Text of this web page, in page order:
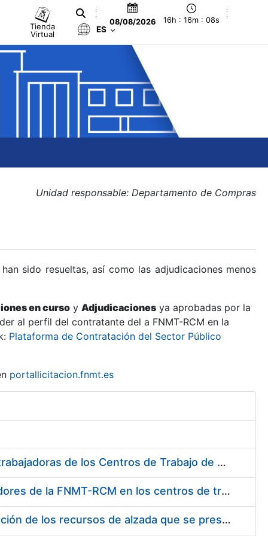
Tienda
Virtual
08/08/2026 16h : 16m : 09s
ES
Unidad responsable: Departamento de Compras
sido resueltas, así como las adjudicaciones menos
en curso y Adjudicaciones ya aprobadas por la
al perfil del contratante del a FNMT-RCM en la
Plataforma de Contratación del Sector Público
portallicitacion.fnmt.es
Suministro de Protectores Auditivos a medida para las personas trabajadoras de los Centros de Trabajo de Madrid y Burgos
Suministro de gafas graduadas antiproyecciones para los trabajadores de la FNMT-RCM en los centros de trabajo de Madrid y Burgos
Servicios de una empresa externa para el asesoramiento y resolución de los recursos de alzada que se presentan relacionados con procesos de selección para la FNMT-RCM